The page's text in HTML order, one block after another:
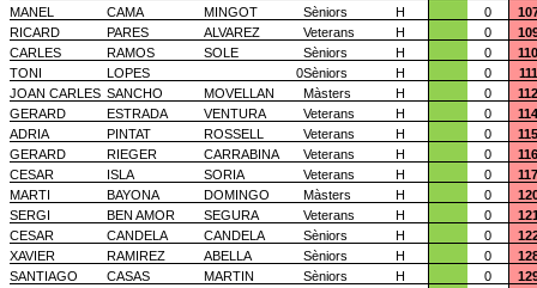
MANEL
CAMA MINGOT Sèniors H 0
RICARD
PARES ALVAREZ Veterans H 0
CARLES
RAMOS SOLE Sèniors H 0
110
TONI
LOPES 0Sèniors H 0
111
JOAN CARLES SANCHO MOVELLAN Màsters H 0
112
GERARD
ESTRADA VENTURA Veterans H 0
114
ADRIA
PINTAT ROSSELL Veterans H 0
115
GERARD
RIEGER CARRABINA Veterans H 0
116
CESAR
ISLA SORIA Veterans H 0
117
MARTI
BAYONA DOMINGO Màsters H 0
SERGI
BEN AMOR SEGURA Veterans H 0
CESAR
CANDELA CANDELA Sèniors H 0
XAVIER
RAMIREZ ABELLA Sèniors H 0
SANTIAGO
CASAS MARTIN Sèniors H 0